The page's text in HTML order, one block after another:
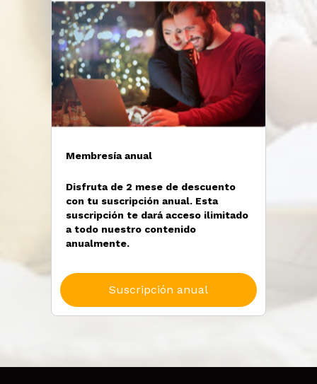
Membresía anual
Disfruta de 2 mese de descuento
con tu suscripción anual. Esta
suscripción te dará acceso ilimitado
a todo nuestro contenido
anualmente.
Suscripción anual